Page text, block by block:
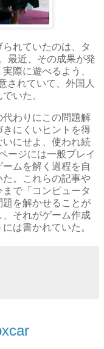
れていたのは、タ
最近、その成果が発
際に遊べるよう、
されていて、外国人
いた。
わりにこの問題解
にくいヒントを得
にせよ、使われ続
ージには一般プレイ
ムを解く過程を自
。これらの記事や
で「コンピュータ
を解かせることが
それがゲーム作成
は書かれていた。